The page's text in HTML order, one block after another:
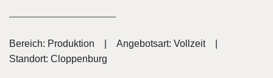
Bereich: Produktion | Angebotsart: Vollzeit |
Standort: Cloppenburg